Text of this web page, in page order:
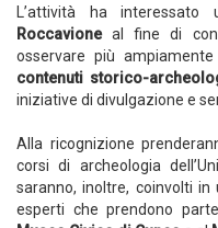
L’attività ha
Roccavioneal fine di
osservare più
contenuti storico-
iniziative di divulgazione e
Alla ricognizione
corsi di archeologia
saranno, inoltre, coinvolti
esperti che prendono